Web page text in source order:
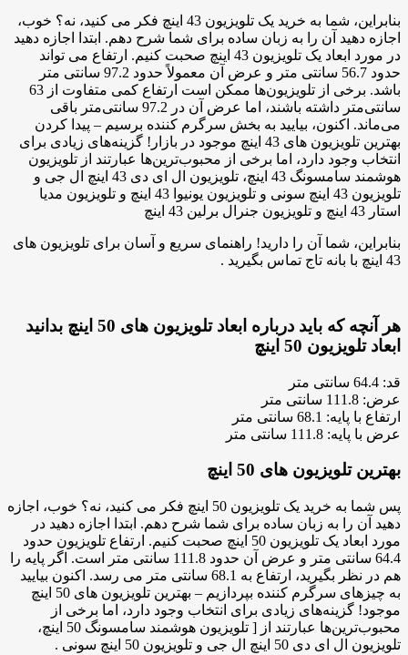
بنابراین، شما به خرید یک تلویزیون 43 اینچ فکر می کنید، نه؟ خوب،
اجازه دهید آن را به زبان ساده برای شما شرح دهم. ابتدا اجازه دهید
در مورد ابعاد یک تلویزیون 43 اینچ صحبت کنیم. ارتفاع می تواند
حدود 56.7 سانتی متر و عرض آن معمولاً حدود 97.2 سانتی متر
باشد. برخی از تلویزیون‌ها ممکن است ارتفاع کمی متفاوت از 63
سانتی‌متر داشته باشند، اما عرض آن در 97.2 سانتی‌متر باقی
می‌ماند. اکنون، بیایید به بخش سرگرم کننده برسیم – پیدا کردن
بهترین تلویزیون های 43 اینچ موجود در بازار! گزینه‌های زیادی برای
انتخاب وجود دارد، اما برخی از محبوب‌ترین‌ها عبارتند از تلویزیون
هوشمند سامسونگ 43 اینچ، تلویزیون ال ای دی 43 اینچ ال جی و
تلویزیون 43 اینچ سونی و تلویزیون یونیوا 43 اینچ و تلویزیون مدیا
استار 43 اینچ و تلویزیون جنرال برلین 43 اینچ
بنابراین، شما آن را دارید! راهنمای سریع و آسان برای تلویزیون های
43 اینچ با بانه تاج تماس بگیرید .
هر آنچه که باید درباره ابعاد تلویزیون های 50 اینچ بدانید
ابعاد تلویزیون 50 اینچ
قد: 64.4 سانتی متر
عرض: 111.8 سانتی متر
ارتفاع با پایه: 68.1 سانتی متر
عرض با پایه: 111.8 سانتی متر
بهترین تلویزیون های 50 اینچ
پس شما به خرید یک تلویزیون 50 اینچ فکر می کنید، نه؟ خوب، اجازه
دهید آن را به زبان ساده برای شما شرح دهم. ابتدا اجازه دهید در
مورد ابعاد یک تلویزیون 50 اینچ صحبت کنیم. ارتفاع تلویزیون حدود
64.4 سانتی متر و عرض آن حدود 111.8 سانتی متر است. اگر پایه را
هم در نظر بگیرید، ارتفاع به 68.1 سانتی متر می رسد. اکنون بیایید
به چیزهای سرگرم کننده بپردازیم – بهترین تلویزیون های 50 اینچ
موجود! گزینه‌های زیادی برای انتخاب وجود دارد، اما برخی از
محبوب‌ترین‌ها عبارتند از [ تلویزیون هوشمند سامسونگ 50 اینچ،
تلویزیون ال ای دی 50 اینچ ال جی و تلویزیون 50 اینچ سونی .